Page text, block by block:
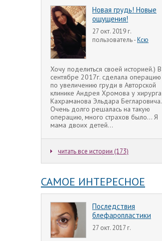
Новая грудь! Новые
ощущения!
27 окт. 2019 г.
пользователь -Ксю
Хочу поделиться своей историей.) В
сентябре 2017г. сделала операцию
по увеличению груди в Авторской
клинике Андрея Хромова у хирурга
Кахраманова Эльдара Бегларовича.
Очень долго решалась на такую
операцию, много страхов было... Я
мама двоих детей...
читать все истории (173)
САМОЕ ИНТЕРЕСНОЕ
Последствия
блефаропластики
27 окт. 2017 г.